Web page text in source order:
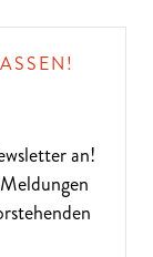
an!